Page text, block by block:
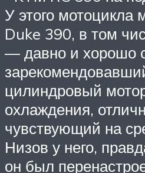
У этого мотоцикла
Duke 390, в том
— давно и хорошо
цилиндровый
охлаждения,
чувствующий на
Низов у него,
он был